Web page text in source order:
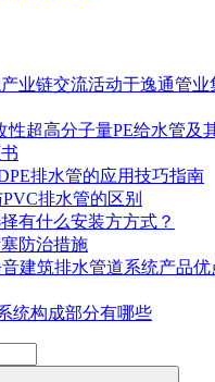
业链交流活动于逸通管业
性超高分子量PE给水管及
排水管的应用技巧指南
排水管的区别
有什么安装方方式？
防治措施
建筑排水管道系统产品
统构成部分有哪些